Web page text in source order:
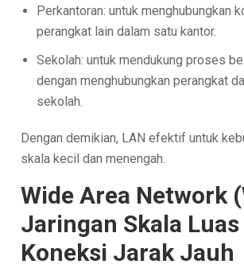
Perkantoran: untuk menghubungkan
perangkat lain dalam satu kantor.
Sekolah: untuk mendukung proses
dengan menghubungkan perangkat
sekolah.
Dengan demikian, LAN efektif untuk
skala kecil dan menengah.
Wide Area Network
Jaringan Skala
Koneksi Jarak Jauh